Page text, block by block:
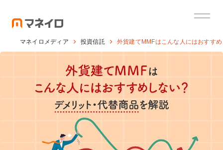
マネイロメディア 投資信託 外貨建てMMFはこんな人にはおすす